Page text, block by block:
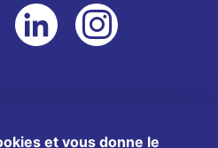
et vous donne le